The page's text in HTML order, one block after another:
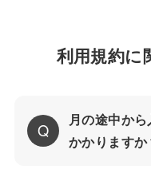
利用規約に
月の途中か
かかりますか